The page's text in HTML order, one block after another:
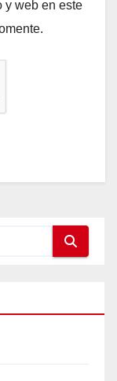
y web en este